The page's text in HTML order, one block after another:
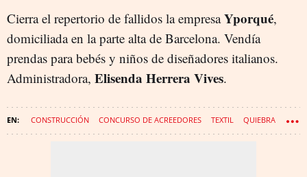
Cierra el repertorio de fallidos la empresaYporqué,
domiciliada en la parte alta de Barcelona. Vendía
prendas para bebés y niños de diseñadores italianos.
Administradora, Elisenda Herrera Vives.
CONSTRUCCIÓN CONCURSO DE ACREEDORES TEXTIL QUIEBRA